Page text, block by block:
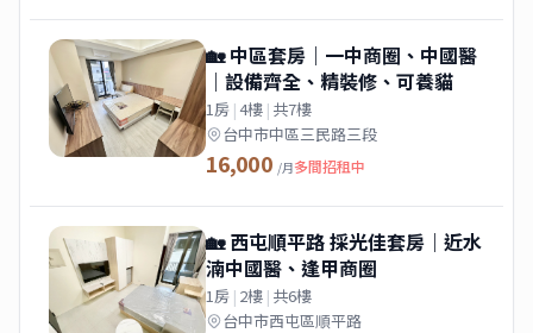
🏡 中區套房｜一中商圈、中國醫
｜設備齊全、精裝修、可養貓
1房 |4樓 | 共7樓
台中市中區三民路三段
16,000 /月多間招租中
🏡 西屯順平路 採光佳套房｜近水
湳中國醫、逢甲商圈
1房 | 2樓 | 共6樓
台中市西屯區順平路